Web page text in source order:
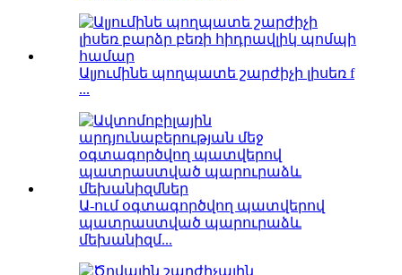
Ալյումինե պողպատե շարժիչի լիսեռ f
...
Ա-ում օգտագործվող պատվերով
պատրաստված պարուրաձև
մեխանիզմ...